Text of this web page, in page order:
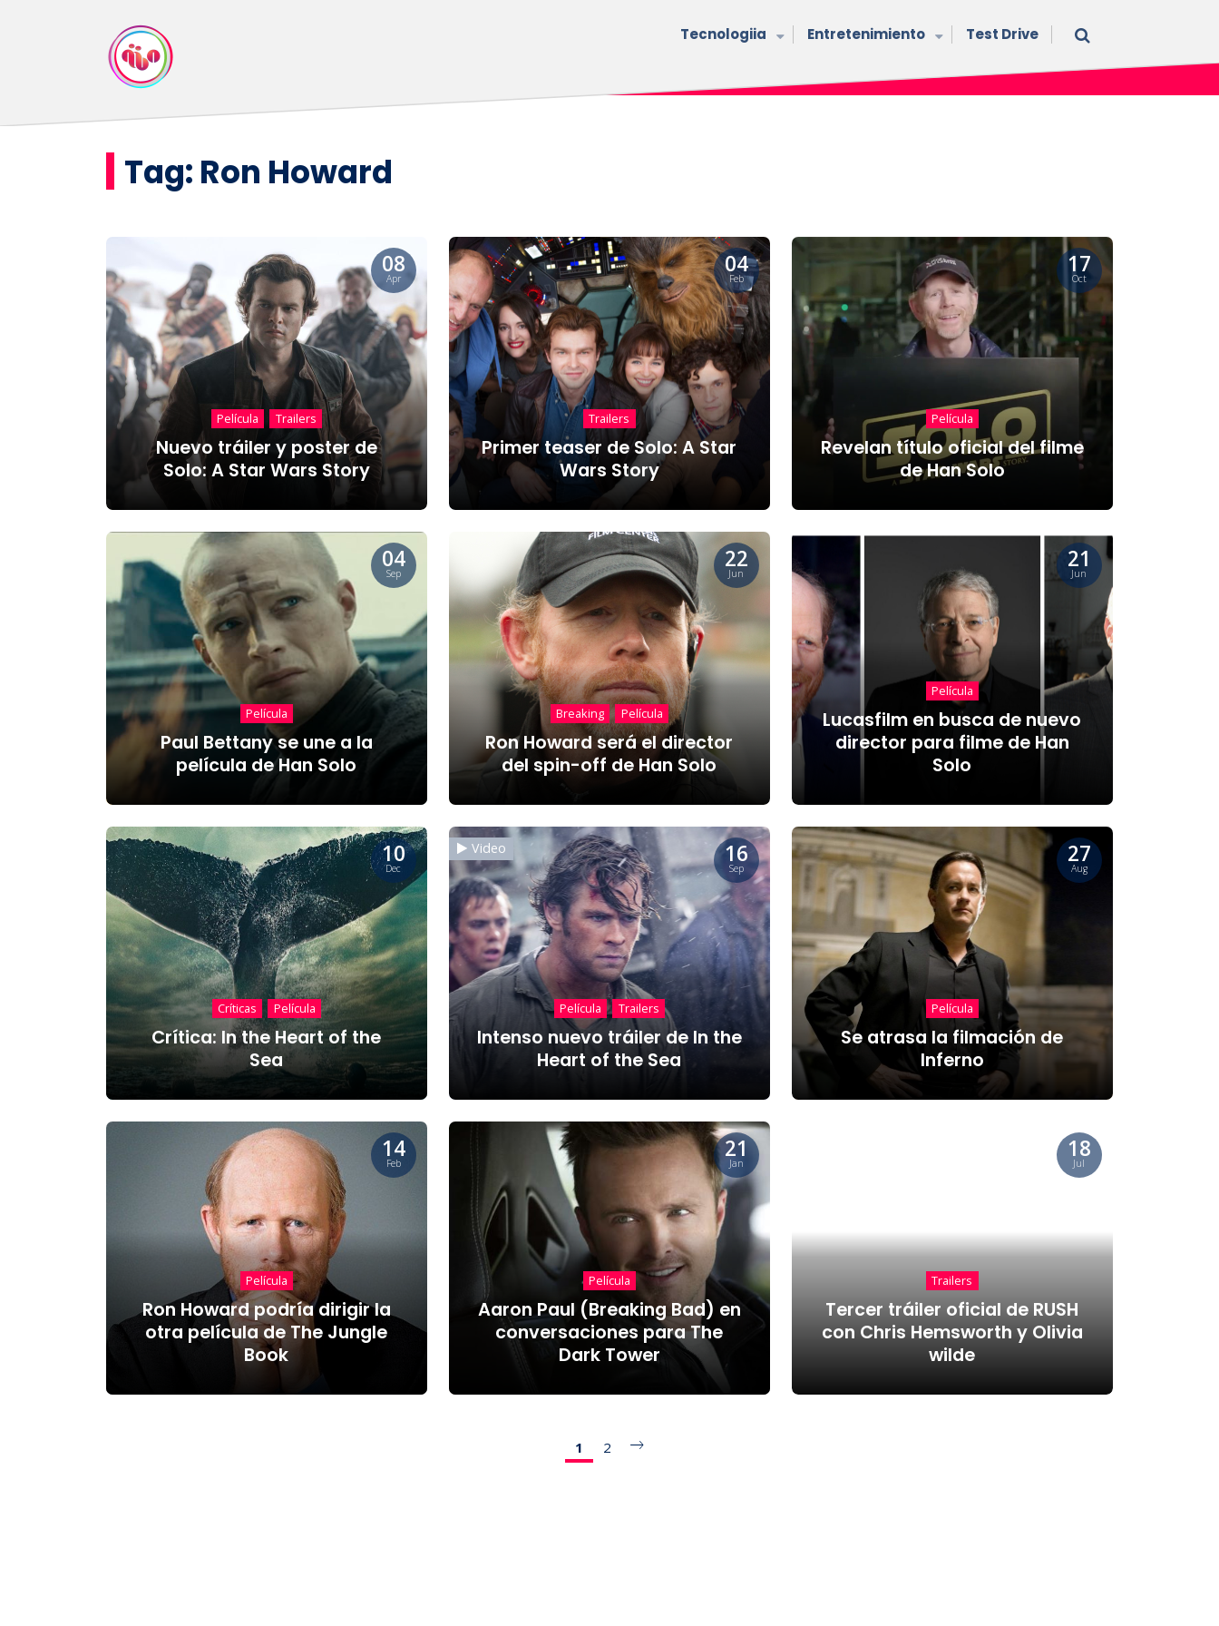
Tecnologiia Entretenimiento Test Drive
Tag: Ron Howard
08
Apr
Película Trailers
Nuevo tráiler y poster de
Solo: A Star Wars Story
04
Feb
Trailers
Primer teaser de Solo: A Star
Wars Story
17
Oct
Película
Revelan título oficial del filme
de Han Solo
04
Sep
Película
Paul Bettany se une a la
película de Han Solo
22
Jun
Breaking Película
Ron Howard será el director
del spin-off de Han Solo
21
Jun
Película
Lucasfilm en busca de nuevo
director para filme de Han
Solo
10
Dec
Críticas Película
Crítica: In the Heart of the
Sea
16
Sep
Video
Película Trailers
Intenso nuevo tráiler de In the
Heart of the Sea
27
Aug
Película
Se atrasa la filmación de
Inferno
14
Feb
Película
Ron Howard podría dirigir la
otra película de The Jungle
Book
21
Jan
Película
Aaron Paul (Breaking Bad) en
conversaciones para The
Dark Tower
18
Jul
Trailers
Tercer tráiler oficial de RUSH
con Chris Hemsworth y Olivia
wilde
1 2